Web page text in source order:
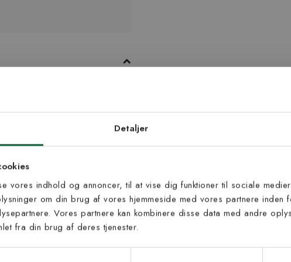
Detaljer
vores indhold og annoncer, til at vise dig funktioner til sociale
om din brug af vores hjemmeside med vores partnere inden
Vores partnere kan kombinere disse data med andre
fra din brug af deres tjenester.
at det ligger stabilt på gulvet.
Wales har et grafisk
antracit.
dig vores
at modtage vores tilbud,